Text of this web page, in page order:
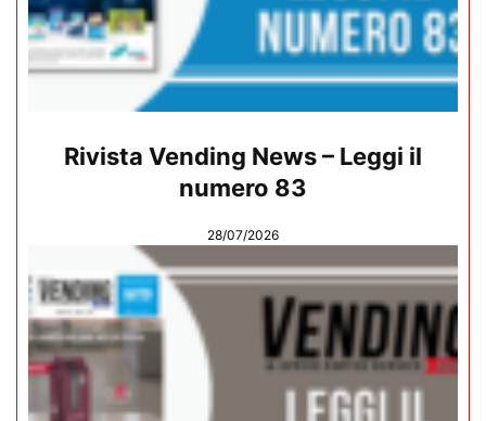
Rivista Vending News – Leggi il
numero 83
28/07/2026